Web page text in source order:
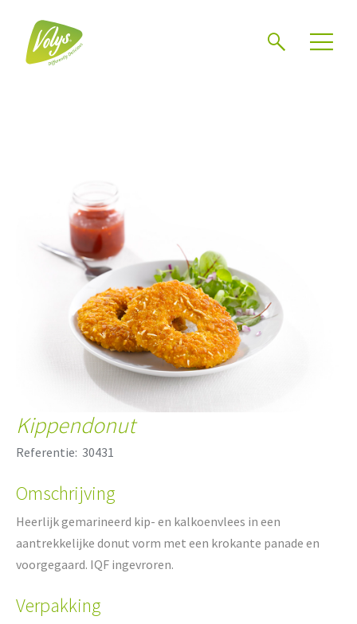
Kippendonut
Referentie: 30431
Omschrijving
Heerlijk gemarineerd kip- en kalkoenvlees in een
aantrekkelijke donut vorm met een krokante panade en
voorgegaard. IQF ingevroren.
Verpakking